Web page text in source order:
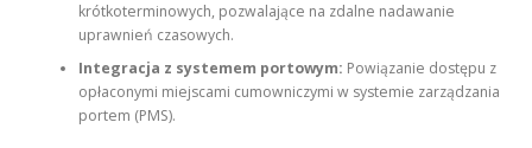
krótkoterminowych, pozwalające na zdalne nadawanie
uprawnień czasowych.
Integracja z systemem portowym: Powiązanie dostępu z
opłaconymi miejscami cumowniczymi w systemie zarządzania
portem (PMS).